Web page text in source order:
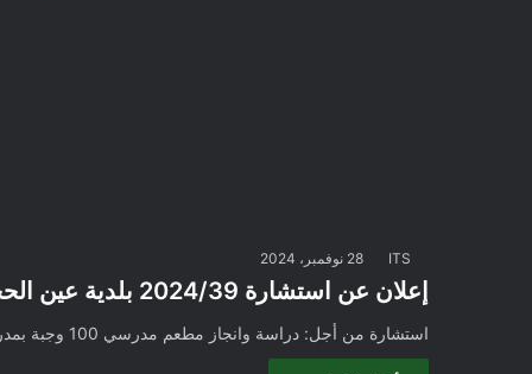
ITS 28 نوفمبر، 2024
إعلان عن استشارة 2024/39 بلدية عين الحجل
استشارة من أجل: دراسة وانجاز مطعم مدرسي 100 وجبة بمدرسة محمد بوضياف (حصة الدراسة)